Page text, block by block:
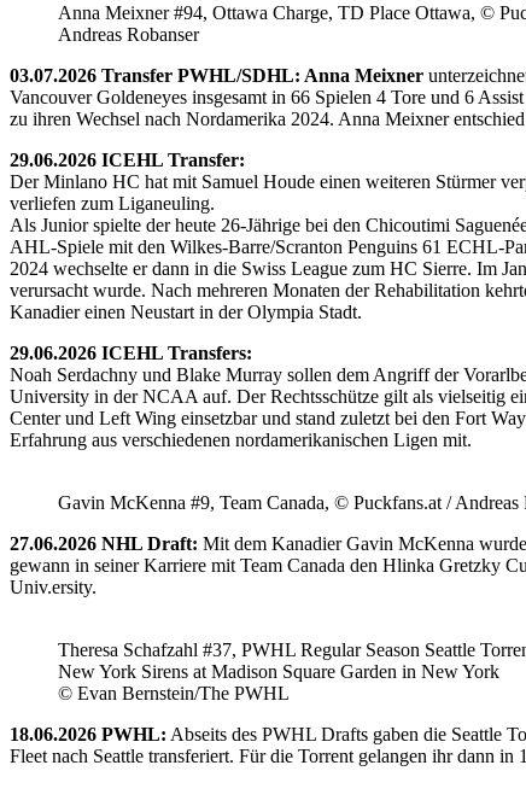
Anna Meixner #94, Ottawa Charge, TD Place Ottawa, ©
Andreas Robanser
03.07.2026 Transfer PWHL/SDHL: Anna Meixner
Vancouver Goldeneyes insgesamt in 66 Spielen 4 Tore und 6
zu ihren Wechsel nach Nordamerika 2024. Anna Meixner
29.06.2026 ICEHL Transfer:
Der Minlano HC hat mit Samuel Houde einen weiteren Stürmer
verliefen zum Liganeuling.
Als Junior spielte der heute 26-Jährige bei den Chicoutimi
AHL-Spiele mit den Wilkes-Barre/Scranton Penguins 61 ECHL-
2024 wechselte er dann in die Swiss League zum HC Sierre. Im
verursacht wurde. Nach mehreren Monaten der Rehabilitation
Kanadier einen Neustart in der Olympia Stadt.
29.06.2026 ICEHL Transfers:
Noah Serdachny und Blake Murray sollen dem Angriff der
University in der NCAA auf. Der Rechtsschütze gilt als vielseitig
Center und Left Wing einsetzbar und stand zuletzt bei den Fort
Erfahrung aus verschiedenen nordamerikanischen Ligen mit.
Gavin McKenna #9, Team Canada, © Puckfans.at / Andreas
27.06.2026 NHL Draft: Mit dem Kanadier Gavin McKenna
gewann in seiner Karriere mit Team Canada den Hlinka Gretzky
Univ.ersity.
Theresa Schafzahl #37, PWHL Regular Season Seattle
New York Sirens at Madison Square Garden in New York
© Evan Bernstein/The PWHL
18.06.2026 PWHL: Abseits des PWHL Drafts gaben die Seattle
Fleet nach Seattle transferiert. Für die Torrent gelangen ihr dann